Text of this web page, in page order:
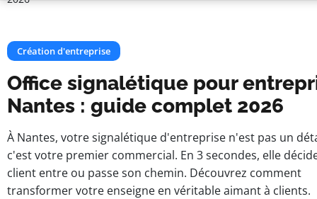
Création d'entreprise
Office signalétique pour
Nantes : guide complet 2026
À Nantes, votre signalétique d'entreprise n'est pas un
c'est votre premier commercial. En 3 secondes, elle
client entre ou passe son chemin. Découvrez comment
transformer votre enseigne en véritable aimant à clients.